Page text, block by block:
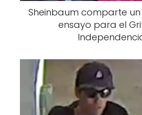
Sheinbaum comparte
ensayo para el